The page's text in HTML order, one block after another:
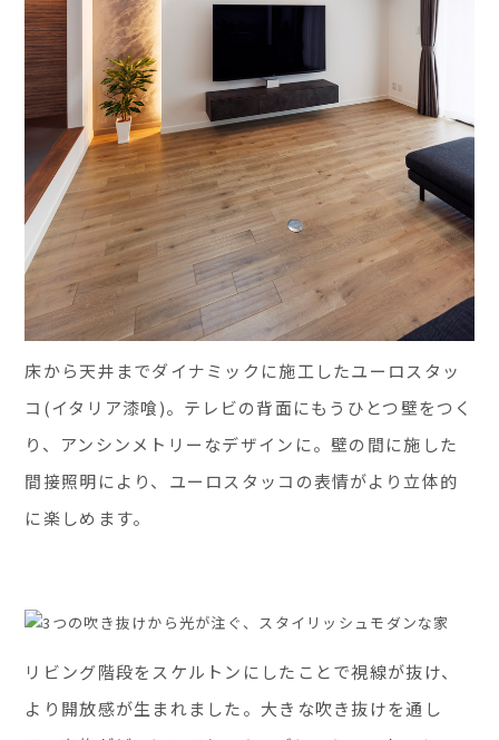
床から天井までダイナミックに施工したユーロスタッ
コ(イタリア漆喰)。テレビの背面にもうひとつ壁をつく
り、アンシンメトリーなデザインに。壁の間に施した
間接照明により、ユーロスタッコの表情がより立体的
に楽しめます。
リビング階段をスケルトンにしたことで視線が抜け、
より開放感が生まれました。大きな吹き抜けを通し